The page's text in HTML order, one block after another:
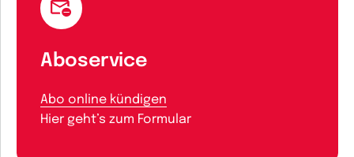
Aboservice
Abo online kündigen
Hier geht’s zum Formular